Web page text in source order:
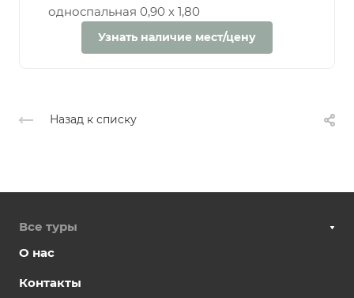
односпальная 0,90 х 1,80
Узнать наличие мест/цену
Назад к списку
Все туры
О нас
Контакты